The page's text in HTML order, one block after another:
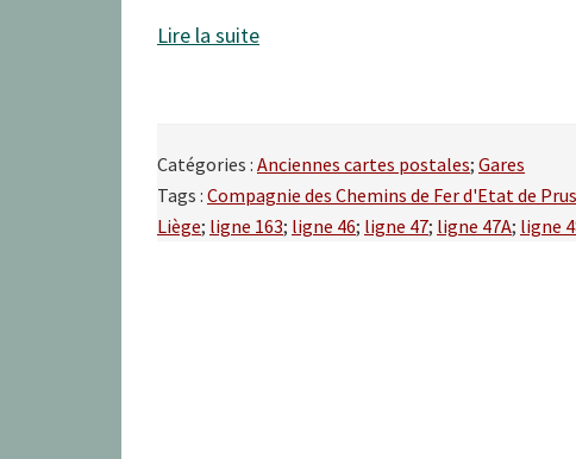
Lire la suite
Catégories : Anciennes cartes postales; Gares
Tags : Compagnie des Chemins de Fer d'Etat de
Liège; ligne 163; ligne 46; ligne 47; ligne 47A; ligne